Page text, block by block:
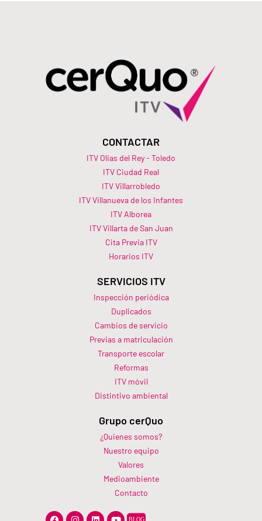
CONTACTAR
ITV Olias del Rey - Toledo
ITV Ciudad Real
ITV Villarrobledo
ITV Villanueva de los Infantes
ITV Alborea
ITV Villarta de San Juan
Cita Previa ITV
Horarios ITV​
SERVICIOS ITV
Inspección periódica
Duplicados
Cambios de servicio
Previas a matriculación
Transporte escolar
Reformas
ITV móvil
Distintivo ambiental
Grupo cerQuo
¿Quienes somos?
Nuestro equipo
Valores
Medioambiente
Contacto
F
I
L
Y